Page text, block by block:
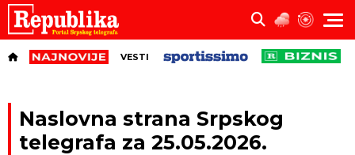
VESTI
Naslovna strana Srpskog
telegrafa za 25.05.2026.